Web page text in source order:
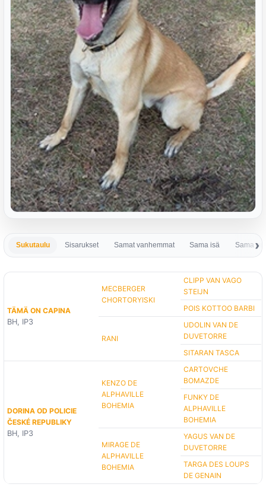
Sukutaulu Sisarukset Samat vanhemmat Sama isä Sama
TÄMÄ ON CAPINA
BH, IP3
MECBERGER
CHORTORYISKI
CLIPP VAN VAGO
STEIJN
POIS KOTTOO BARBI
RANI
UDOLIN VAN DE
DUVETORRE
SITARAN TASCA
DORINA OD POLICIE
ČESKÉ REPUBLIKY
BH, IP3
KENZO DE
ALPHAVILLE
BOHEMIA
CARTOVCHE
BOMAZDE
FUNKY DE
ALPHAVILLE
BOHEMIA
MIRAGE DE
ALPHAVILLE
BOHEMIA
YAGUS VAN DE
DUVETORRE
TARGA DES LOUPS
DE GENAIN